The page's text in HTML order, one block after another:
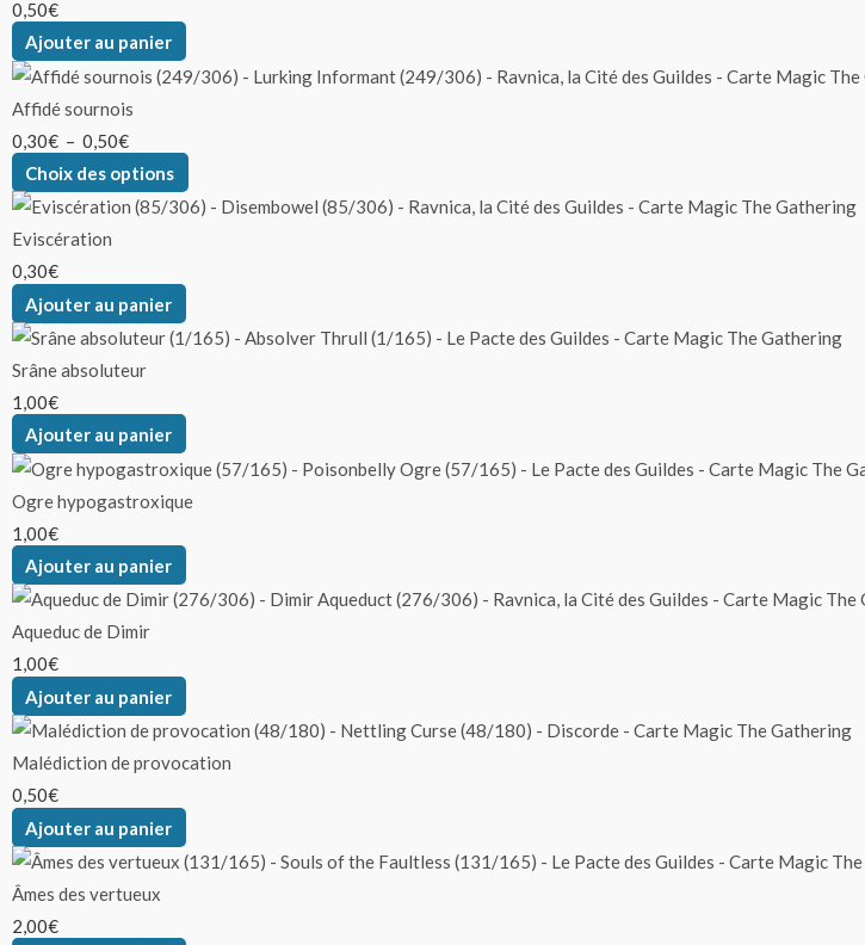
0,50€
Ajouter au panier
Affidé sournois
0,30€ – 0,50€
Choix des options
page
Eviscération
0,30€
Ajouter au panier
Srâne absoluteur
1,00€
Ajouter au panier
Ogre hypogastroxique
1,00€
Ajouter au panier
Aqueduc de Dimir
1,00€
Ajouter au panier
Malédiction de provocation
0,50€
Ajouter au panier
Âmes des vertueux
2,00€
page
page